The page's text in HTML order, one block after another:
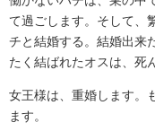
て過ごします。そして、
チと結婚する。結婚出来
たく結ばれたオスは、死
女王様は、重婚します。
ます。